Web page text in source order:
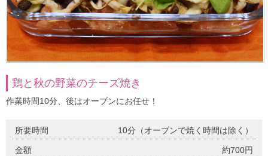
鶏と秋の野菜のチーズ焼き
作業時間10分、後はオーブンにお任せ！
所要時間 10分（オーブンで焼く時間は除く）
金額 約700円